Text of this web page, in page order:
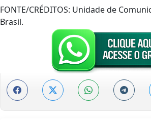
FONTE/CRÉDITOS: Unidade de
Brasil.